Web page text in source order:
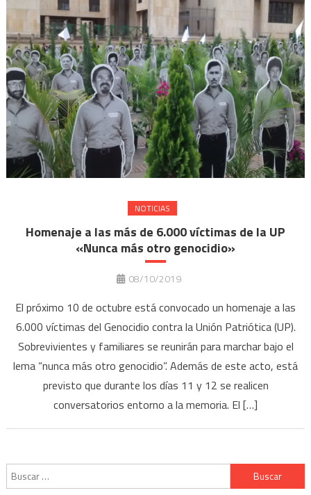
NOTICIAS
Homenaje a las más de 6.000 víctimas de la UP
«Nunca más otro genocidio»
08/10/2019
El próximo 10 de octubre está convocado un homenaje a las
6.000 víctimas del Genocidio contra la Unión Patriótica (UP).
Sobrevivientes y familiares se reunirán para marchar bajo el
lema “nunca más otro genocidio”. Además de este acto, está
previsto que durante los días 11 y 12 se realicen
conversatorios entorno a la memoria. El […]
Buscar: